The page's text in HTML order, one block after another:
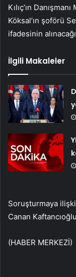
Kılıç’ın
Köksal’ın şoförü
ifadesinin
İlgili Makaleler
Soruşturmaya
Canan
(HABER MERKEZİ)